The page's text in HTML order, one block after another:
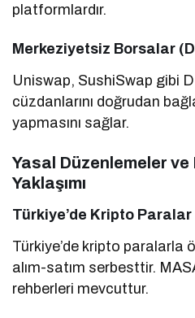
platformlardır.
Merkeziyetsiz Borsalar
Uniswap, SushiSwap gibi
cüzdanlarını doğrudan
yapmasını sağlar.
Yasal Düzenlemeler
Yaklaşımı
Türkiye’de Kripto Paralar
Türkiye’de kripto paralarla
alım-satım serbesttir.
rehberleri mevcuttur.